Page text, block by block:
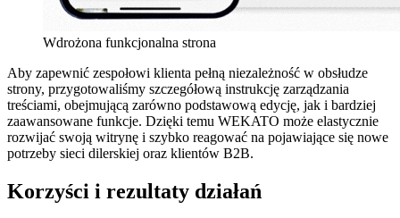
Wdrożona funkcjonalna strona
Aby zapewnić zespołowi klienta pełną niezależność w obsłudze
strony, przygotowaliśmy szczegółową instrukcję zarządzania
treściami, obejmującą zarówno podstawową edycję, jak i bardziej
zaawansowane funkcje. Dzięki temu WEKATO może elastycznie
rozwijać swoją witrynę i szybko reagować na pojawiające się nowe
potrzeby sieci dilerskiej oraz klientów B2B.
Korzyści i rezultaty działań